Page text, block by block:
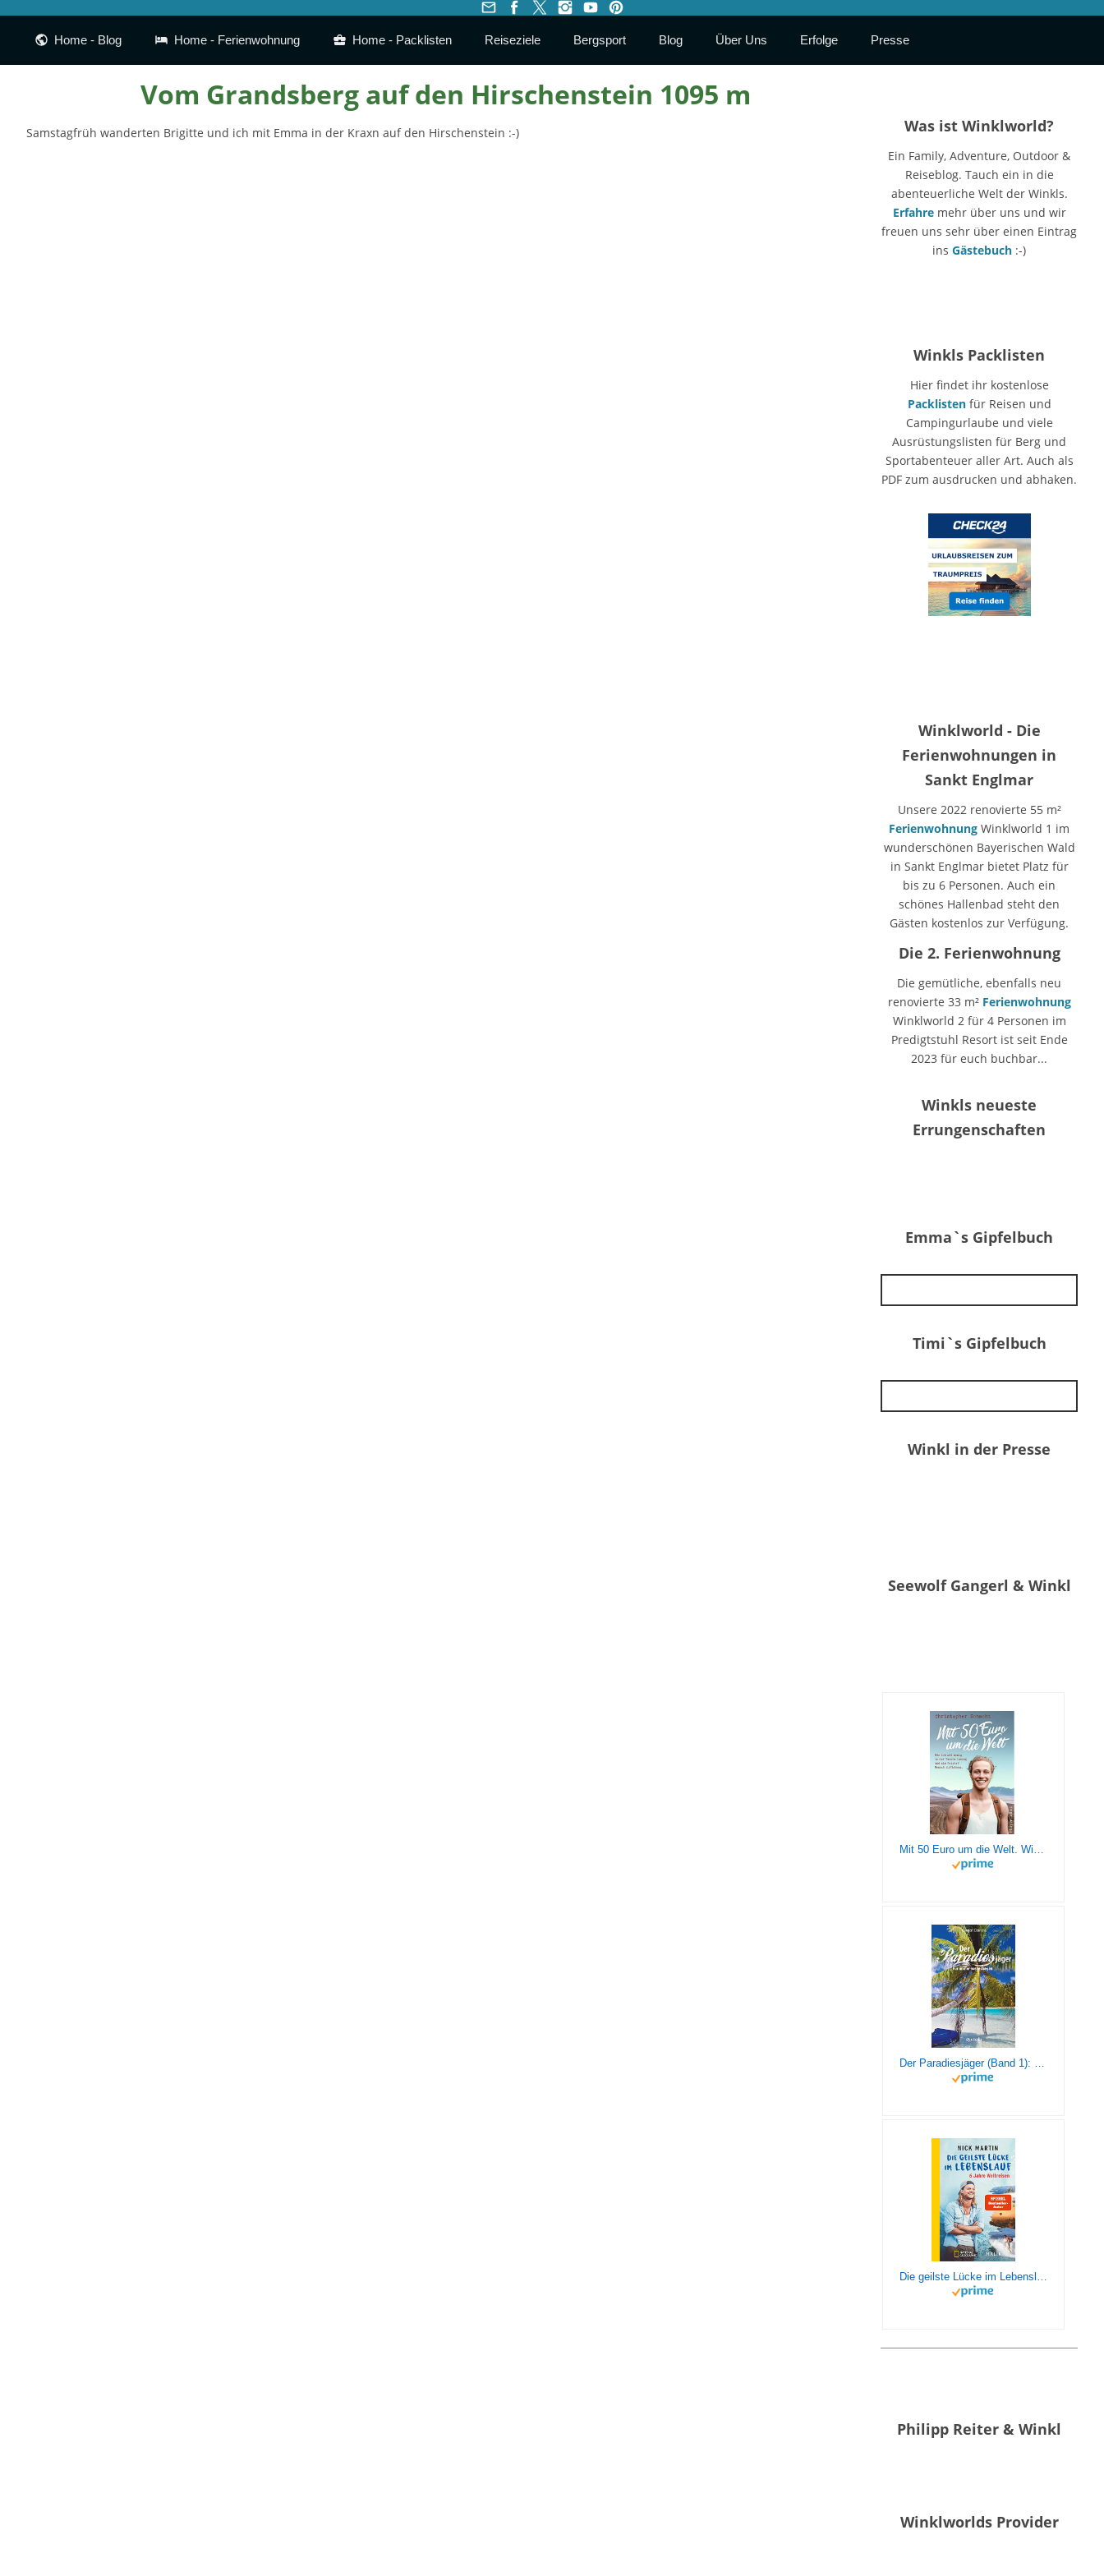
Home - Blog Home - Ferienwohnung Home - Packlisten Reiseziele Bergsport Blog Über Uns Erfolge Presse
Vom Grandsberg auf den Hirschenstein 1095 m
Samstagfrüh wanderten Brigitte und ich mit Emma in der Kraxn auf den Hirschenstein :-) Was ist Winklworld?
Ein Family, Adventure, Outdoor &
Reiseblog. Tauch ein in die
abenteuerliche Welt der Winkls.
Erfahremehr über uns und wir
freuen uns sehr über einen Eintrag
ins Gästebuch :-)
Winkls Packlisten
Hier findet ihr kostenlose
Packlistenfür Reisen und
Campingurlaube und viele
Ausrüstungslisten für Berg und
Sportabenteuer aller Art. Auch als
PDF zum ausdrucken und abhaken.
Winklworld - Die
Ferienwohnungen in
Sankt Englmar
Unsere 2022 renovierte 55 m²
Ferienwohnung Winklworld 1 im
wunderschönen Bayerischen Wald
in Sankt Englmar bietet Platz für
bis zu 6 Personen. Auch ein
schönes Hallenbad steht den
Gästen kostenlos zur Verfügung.
Die 2. Ferienwohnung
Die gemütliche, ebenfalls neu
renovierte 33 m² Ferienwohnung
Winklworld 2 für 4 Personen im
Predigtstuhl Resort ist seit Ende
2023 für euch buchbar...
Winkls neueste
Errungenschaften
Emma`s Gipfelbuch
Timi`s Gipfelbuch
Winkl in der Presse
Seewolf Gangerl & Winkl
Mit 50 Euro um die Welt. Wie ich mit wenig in der Tasche loszog und als reicher Mensch zurückkam
Der Paradiesjäger (Band 1): Für immer ausgestiegen
Die geilste Lücke im Lebenslauf: 6 Jahre Weltreisen | Der erfolgreiche Reisebericht erstmals im Taschenbuch
Philipp Reiter & Winkl
Winklworlds Provider